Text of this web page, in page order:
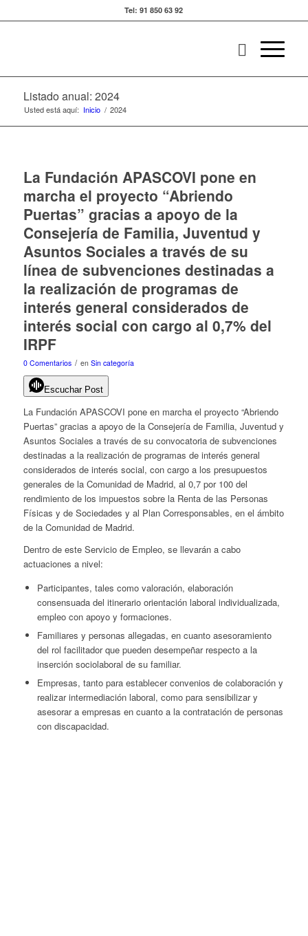
Tel: 91 850 63 92
Listado anual: 2024
Usted está aquí: Inicio / 2024
La Fundación APASCOVI pone en
marcha el proyecto “Abriendo
Puertas” gracias a apoyo de la
Consejería de Familia, Juventud y
Asuntos Sociales a través de su
línea de subvenciones destinadas a
la realización de programas de
interés general considerados de
interés social con cargo al 0,7% del
IRPF
0 Comentarios / en Sin categoría
Escuchar Post
La Fundación APASCOVI pone en marcha el proyecto “Abriendo
Puertas” gracias a apoyo de la Consejería de Familia, Juventud y
Asuntos Sociales a través de su convocatoria de subvenciones
destinadas a la realización de programas de interés general
considerados de interés social, con cargo a los presupuestos
generales de la Comunidad de Madrid, al 0,7 por 100 del
rendimiento de los impuestos sobre la Renta de las Personas
Físicas y de Sociedades y al Plan Corresponsables, en el ámbito
de la Comunidad de Madrid.
Dentro de este Servicio de Empleo, se llevarán a cabo
actuaciones a nivel:
Participantes, tales como valoración, elaboración
consensuada del itinerario orientación laboral individualizada,
empleo con apoyo y formaciones.
Familiares y personas allegadas, en cuanto asesoramiento
del rol facilitador que pueden desempeñar respecto a la
inserción sociolaboral de su familiar.
Empresas, tanto para establecer convenios de colaboración y
realizar intermediación laboral, como para sensibilizar y
asesorar a empresas en cuanto a la contratación de personas
con discapacidad.